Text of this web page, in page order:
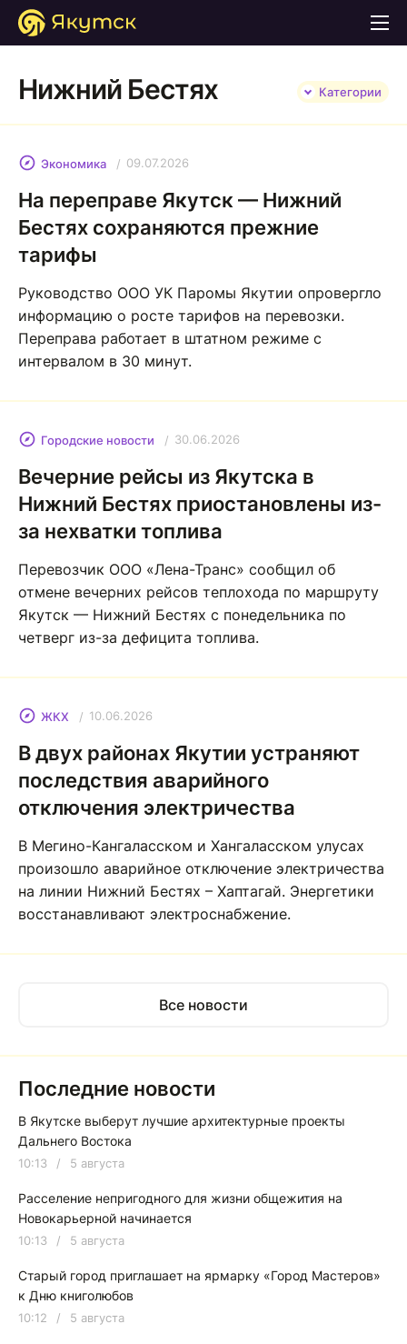
Нижний Бестях Категории
Экономика 09.07.2026
На переправе Якутск — Нижний
Бестях сохраняются прежние
тарифы
Руководство ООО УК Паромы Якутии опровергло
информацию о росте тарифов на перевозки.
Переправа работает в штатном режиме с
интервалом в 30 минут.
Городские новости 30.06.2026
Вечерние рейсы из Якутска в
Нижний Бестях приостановлены из-
за нехватки топлива
Перевозчик ООО «Лена-Транс» сообщил об
отмене вечерних рейсов теплохода по маршруту
Якутск — Нижний Бестях с понедельника по
четверг из-за дефицита топлива.
ЖКХ 10.06.2026
В двух районах Якутии устраняют
последствия аварийного
отключения электричества
В Мегино-Кангаласском и Хангаласском улусах
произошло аварийное отключение электричества
на линии Нижний Бестях – Хаптагай. Энергетики
восстанавливают электроснабжение.
Все новости
Последние новости
В Якутске выберут лучшие архитектурные проекты
Дальнего Востока
10:13 / 5 августа
Расселение непригодного для жизни общежития на
Новокарьерной начинается
10:13 / 5 августа
Старый город приглашает на ярмарку «Город Мастеров»
к Дню книголюбов
10:12 / 5 августа